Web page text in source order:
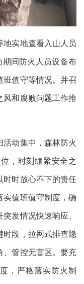
实地查看入山人员
期间防火人员设备布
班值守等情况。并召
风和腐败问题工作推
动集中，森林防火
，时刻绷紧安全之
时时放心不下的责任
实值班值守制度，确
发情况快速响应、
时段，拉网式排查隐
、管控无盲区。要充
，严格落实防火制